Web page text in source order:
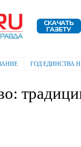
ГОД ЕДИНСТВА